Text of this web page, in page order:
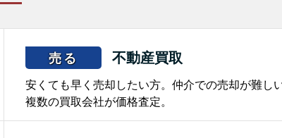
売る 不動産買取
安くても早く売却したい方。仲介での売却が難しい
複数の買取会社が価格査定。